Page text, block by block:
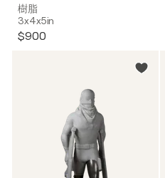
樹脂
3x4x5in
$900